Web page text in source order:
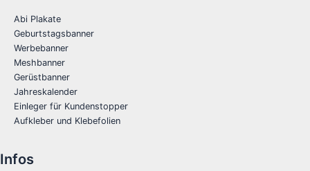
Abi Plakate
Geburtstagsbanner
Werbebanner
Meshbanner
Gerüstbanner
Jahreskalender
Einleger für Kundenstopper
Aufkleber und Klebefolien
Infos